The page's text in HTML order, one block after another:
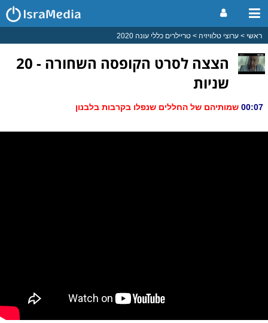
ראשי ערוצי טלוויזיה טריילרים כללי עונה 2020
הצצה לסרט הקופסה השחורה - 20
שניות